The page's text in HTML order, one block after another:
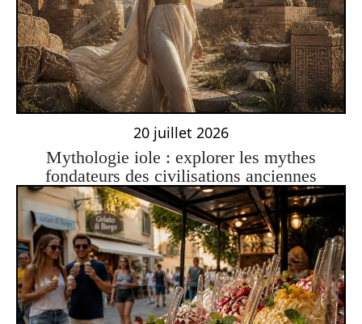
20 juillet 2026
Mythologie iole : explorer les mythes
fondateurs des civilisations anciennes